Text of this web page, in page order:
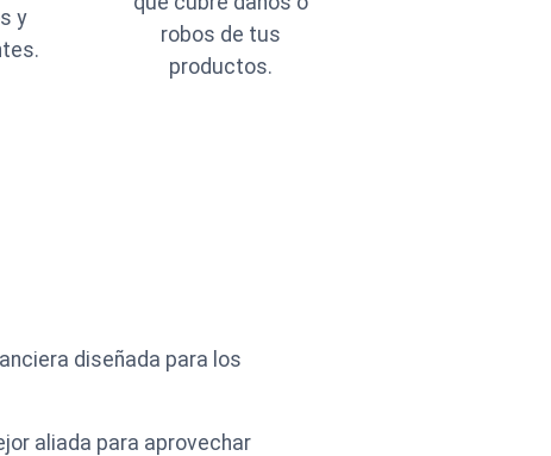
y
robos de tus
productos.
diseñada para los
aliada para aprovechar